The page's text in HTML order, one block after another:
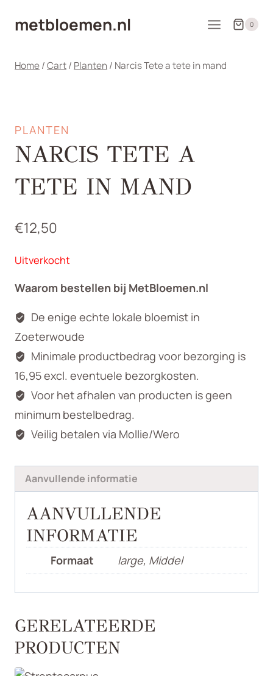
naarmetbloemen.nl 0
Home/Cart/ Planten/ Narcis Tete a tete in mand
PLANTEN
NARCIS TETE A
TETE IN MAND
€12,50
Uitverkocht
Waarom bestellen bij MetBloemen.nl
De enige echte lokale bloemist in
Zoeterwoude
Minimale productbedrag voor bezorging is
16,95 excl. eventuele bezorgkosten.
Voor het afhalen van producten is geen
minimum bestelbedrag.
Veilig betalen via Mollie/Wero
Aanvullende informatie
AANVULLENDE
INFORMATIE
Formaat large, Middel
GERELATEERDE
PRODUCTEN